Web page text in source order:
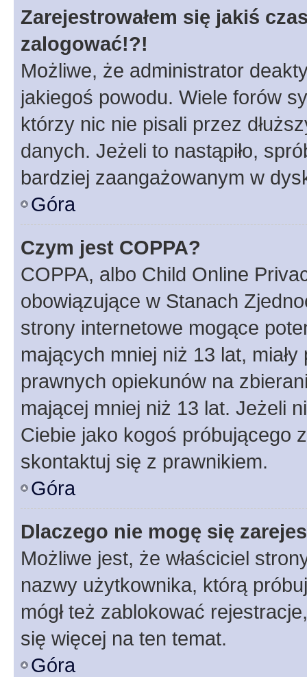
Zarejestrowałem się jakiś
zalogować!?!
Możliwe, że administrator
jakiegoś powodu. Wiele forów
którzy nic nie pisali przez
danych. Jeżeli to nastąpiło,
bardziej zaangażowanym w
Góra
Czym jest COPPA?
COPPA, albo Child Online
obowiązujące w Stanach
strony internetowe mogące
mających mniej niż 13 lat,
prawnych opiekunów na
mającej mniej niż 13 lat. Jeżeli
Ciebie jako kogoś próbującego
skontaktuj się z prawnikiem.
Góra
Dlaczego nie mogę się
Możliwe jest, że właściciel
nazwy użytkownika, którą
mógł też zablokować
się więcej na ten temat.
Góra